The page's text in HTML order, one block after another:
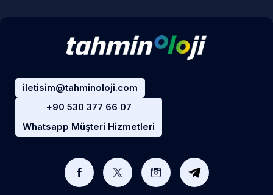
iletisim@tahminoloji.com
+90 530 377 66 07
Whatsapp Müşteri Hizmetleri